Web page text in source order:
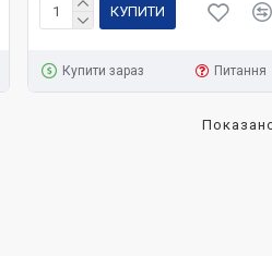
КУПИТИ
Купити зараз Питання